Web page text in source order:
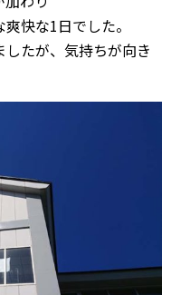
快な1日でした。
たが、気持ちが向き